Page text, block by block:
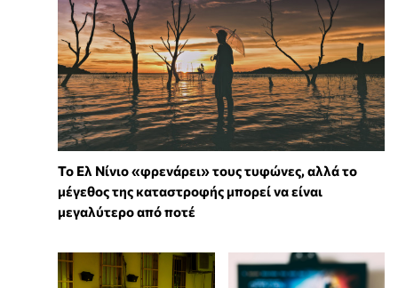
Το Ελ Νίνιο «φρενάρει» τους τυφώνες, αλλά το
μέγεθος της καταστροφής μπορεί να είναι
μεγαλύτερο από ποτέ